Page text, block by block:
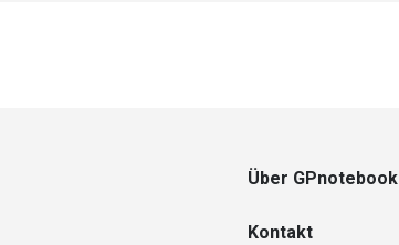
Über GPnotebook
Kontakt